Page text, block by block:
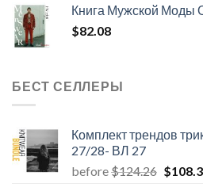
Книга Мужской Моды
$82.08
БЕСТ СЕЛЛЕРЫ
Комплект трендов
27/28- ВЛ 27
before$124.26 $